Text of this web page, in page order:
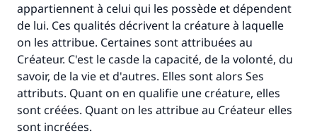
appartiennent à celui qui les possède et dépendent
de lui. Ces qualités décrivent la créature à laquelle
on les attribue. Certaines sont attribuées au
Créateur. C'est le casde la capacité, de la volonté, du
savoir, de la vie et d'autres. Elles sont alors Ses
attributs. Quant on en qualifie une créature, elles
sont créées. Quant on les attribue au Créateur elles
sont incréées.